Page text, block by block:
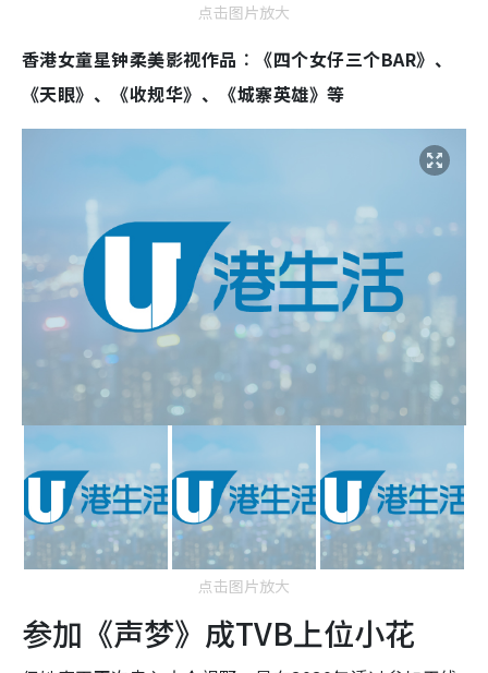
点击图片放大
香港女童星钟柔美影视作品︰《四个女仔三个BAR》、
《天眼》、《收规华》、《城寨英雄》等
点击图片放大
参加《声梦》成TVB上位小花